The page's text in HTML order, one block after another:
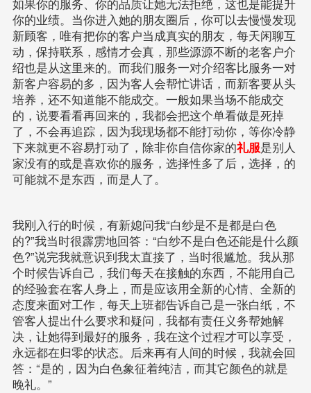
如果你的服务、你的品质让她无法拒绝，这也是能提升
你的业绩。当你进入她的朋友圈后，你可以去慢慢发现
新顾客，唯有把你的客户当成真实的朋友，每天闲聊互
动，保持联系，感情才会真，那些源源不断的老客户介
绍也是从这里来的。而我们服务一对介绍客比服务一对
新客户容易的多，因为客人会帮忙讲话，而新客要从头
培养，还不知道能不能成交。一般如果当场不能成交
的，说要看看再回来的，我都会把这个单看做是死掉
了，不会再追踪，因为我现场都不能打动你，等你冷静
下来就更不容易打动了，除非你自信你家的礼服是别人
家没有的或是喜欢你的服务，选择性多了后，选择，的
可能就不是东西，而是人了。
我刚入行的时候，有新媳问我“白纱是不是都是白色
的?”我当时很霹雳地回答：“白纱不是白色还能是什么颜
色?”说完我就意识到我太直接了，当时很尴尬。我从那
个时候告诉自己，我们每天在接触的东西，不能用自己
的经验套在客人身上，而是应该用全新的心情、全新的
态度来面对工作，每天上班都告诉自己是一张白纸，不
管客人提出什么要求和疑问，我都有责任义务帮她解
决，让她得到最好的服务，我在这个过程才可以享受，
永远都在归零的状态。后来再有人间的时候，我就会回
答：“是的，因为白色象征着纯洁，而其它颜色的就是
晚礼。”